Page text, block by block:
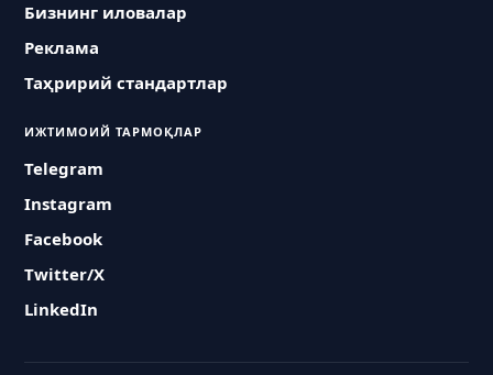
Бизнинг иловалар
Реклама
Таҳририй стандартлар
ИЖТИМОИЙ ТАРМОҚЛАР
Telegram
Instagram
Facebook
Twitter/X
LinkedIn